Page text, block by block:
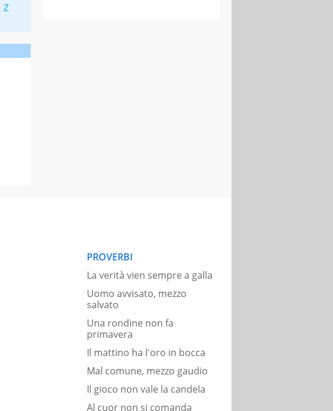
Z
PROVERBI
La verità vien sempre a galla
Uomo avvisato, mezzo
salvato
Una rondine non fa
primavera
Il mattino ha l'oro in bocca
Mal comune, mezzo gaudio
Il gioco non vale la candela
Al cuor non si comanda